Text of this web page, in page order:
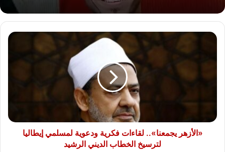
«الأزهر
ودعوية
الخطاب
الديني«الأزهر يجمعنا».. لقاءات فكرية ودعوية لمسلمي إيطاليا
لترسيخ الخطاب الديني الرشيد